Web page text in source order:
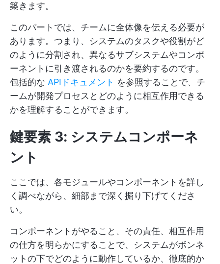
築きます。
このパートでは、チームに全体像を伝える必要が
あります。つまり、システムのタスクや役割がど
のように分割され、異なるサブシステムやコンポ
ーネントに引き渡されるのかを要約するのです。
包括的な APIドキュメント を参照することで、チ
ームが開発プロセスとどのように相互作用できる
かを理解することができます。
鍵要素 3: システムコンポーネ
ント
ここでは、各モジュールやコンポーネントを詳し
く調べながら、細部まで深く掘り下げてくださ
い。
コンポーネントがやること、その責任、相互作用
の仕方を明らかにすることで、システムがボンネ
ットの下でどのように動作しているか、徹底的か